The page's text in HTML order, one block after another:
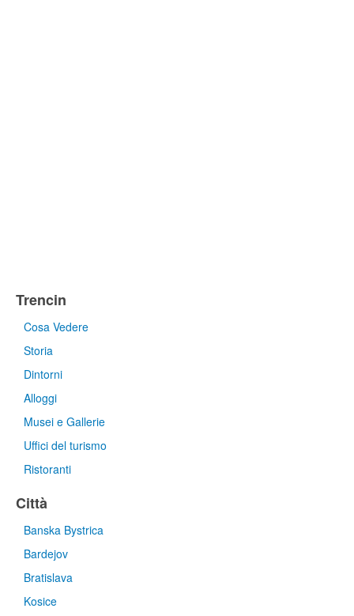
Trencin
Cosa Vedere
Storia
Dintorni
Alloggi
Musei e Gallerie
Uffici del turismo
Ristoranti
Città
Banska Bystrica
Bardejov
Bratislava
Kosice